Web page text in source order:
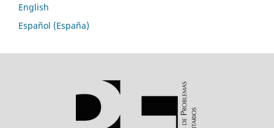
English
Español (España)